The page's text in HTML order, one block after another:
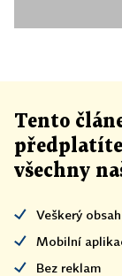
Tento
všechny
Veškerý
Mobilní
Bez reklam